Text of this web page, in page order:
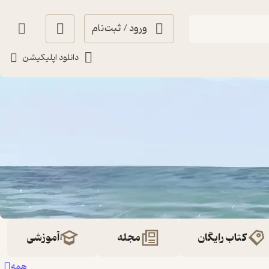
ورود / ثبت‌نام
دانلود اپلیکیشن
کتاب رایگان مجله آموزشی